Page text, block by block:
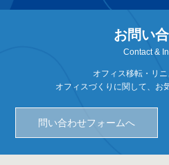
お問い
Contact &
オフィス移転・リ
オフィスづくりに関して、お
問い合わせフォームへ